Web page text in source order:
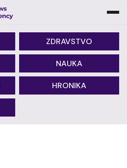
ZDRAVSTVO
NAUKA
HRONIKA